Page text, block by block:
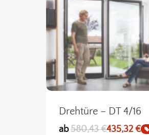
Drehtüre – DT 4/16
ab 580,43€435,32 €